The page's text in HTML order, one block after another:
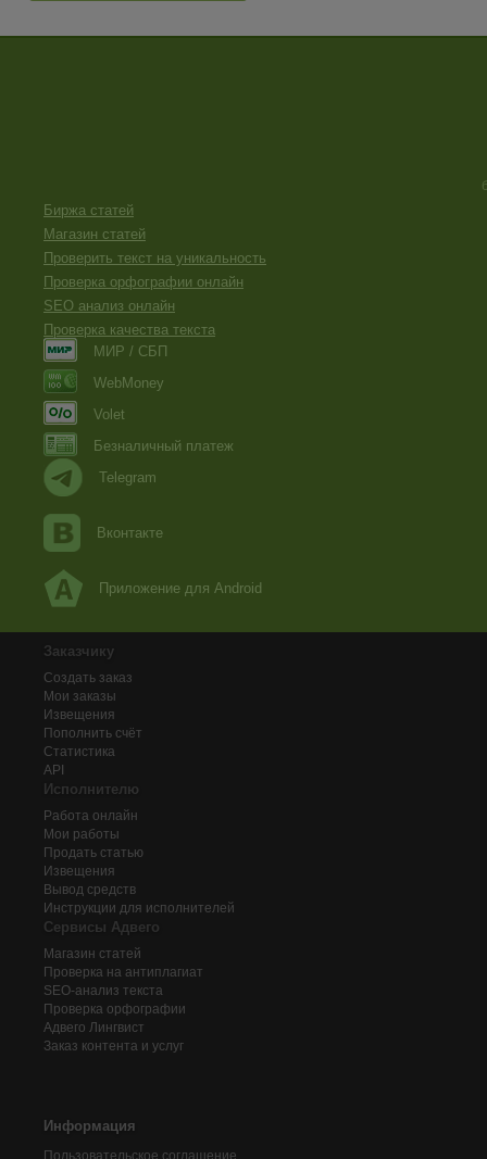
Биржа статей
Магазин статей
Проверить текст на уникальность
Проверка орфографии онлайн
SEO анализ онлайн
Проверка качества текста
МИР / СБП
WebMoney
Volet
Безналичный платеж
Telegram
Вконтакте
Приложение для Android
Заказчику
Создать заказ
Мои заказы
Извещения
Пополнить счёт
Статистика
API
Исполнителю
Работа онлайн
Мои работы
Продать статью
Извещения
Вывод средств
Инструкции для исполнителей
Сервисы Адвего
Магазин статей
Проверка на антиплагиат
SEO-анализ текста
Проверка орфографии
Адвего Лингвист
Заказ контента и услуг
Информация
Пользовательское соглашение